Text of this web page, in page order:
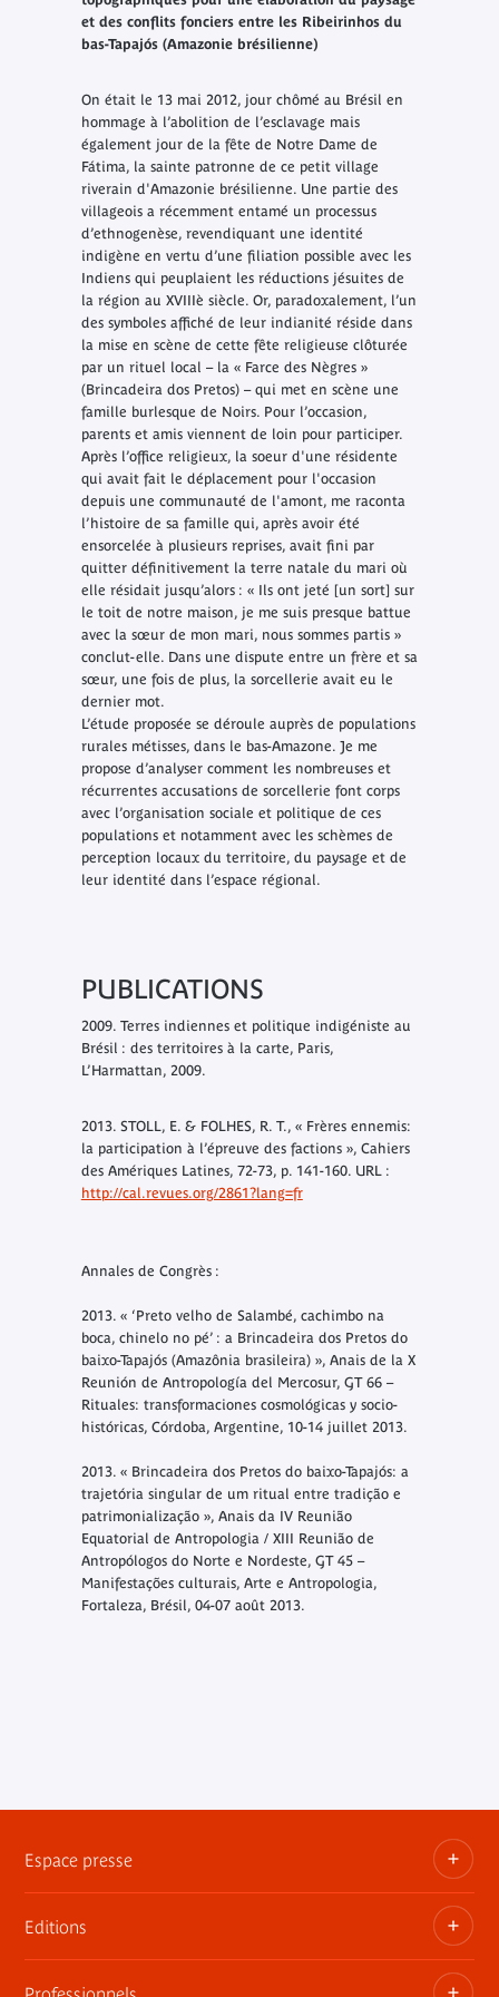
et des conflits fonciers entre les Ribeirinhos du
bas-Tapajós (Amazonie brésilienne)
On était le 13 mai 2012, jour chômé au Brésil en
hommage à l’abolition de l’esclavage mais
également jour de la fête de Notre Dame de
Fátima, la sainte patronne de ce petit village
riverain d'Amazonie brésilienne. Une partie des
villageois a récemment entamé un processus
d’ethnogenèse, revendiquant une identité
indigène en vertu d’une filiation possible avec les
Indiens qui peuplaient les réductions jésuites de
la région au XVIIIè siècle. Or, paradoxalement, l’un
des symboles affiché de leur indianité réside dans
la mise en scène de cette fête religieuse clôturée
par un rituel local – la « Farce des Nègres »
(Brincadeira dos Pretos) – qui met en scène une
famille burlesque de Noirs. Pour l’occasion,
parents et amis viennent de loin pour participer.
Après l’office religieux, la soeur d'une résidente
qui avait fait le déplacement pour l'occasion
depuis une communauté de l'amont, me raconta
l’histoire de sa famille qui, après avoir été
ensorcelée à plusieurs reprises, avait fini par
quitter définitivement la terre natale du mari où
elle résidait jusqu’alors : « Ils ont jeté [un sort] sur
le toit de notre maison, je me suis presque battue
avec la sœur de mon mari, nous sommes partis »
conclut-elle. Dans une dispute entre un frère et sa
sœur, une fois de plus, la sorcellerie avait eu le
dernier mot.
L’étude proposée se déroule auprès de populations
rurales métisses, dans le bas-Amazone. Je me
propose d’analyser comment les nombreuses et
récurrentes accusations de sorcellerie font corps
avec l’organisation sociale et politique de ces
populations et notamment avec les schèmes de
perception locaux du territoire, du paysage et de
leur identité dans l’espace régional.
PUBLICATIONS
2009. Terres indiennes et politique indigéniste au
Brésil : des territoires à la carte,Paris,
L’Harmattan, 2009.
2013. STOLL, E. & FOLHES, R. T., « Frères ennemis:
la participation à l’épreuve des factions », Cahiers
des Amériques Latines, 72-73, p. 141-160. URL :
http://cal.revues.org/2861?lang=fr
Annales de Congrès :
2013. « ‘Preto velho de Salambé, cachimbo na
boca, chinelo no pé’ : a Brincadeira dos Pretos do
baixo-Tapajós (Amazônia brasileira) », Anais de la X
Reunión de Antropología del Mercosur, GT 66 –
Rituales: transformaciones cosmológicas y socio-
históricas, Córdoba, Argentine, 10-14 juillet 2013.
2013. « Brincadeira dos Pretos do baixo-Tapajós: a
trajetória singular de um ritual entre tradição e
patrimonialização », Anais da IV Reunião
Equatorial de Antropologia / XIII Reunião de
Antropólogos do Norte e Nordeste, GT 45 –
Manifestações culturais, Arte e Antropologia,
Fortaleza, Brésil, 04-07 août 2013.
Espace presse
Dossiers, communiqués, bandes annonces
Contact presse
Editions